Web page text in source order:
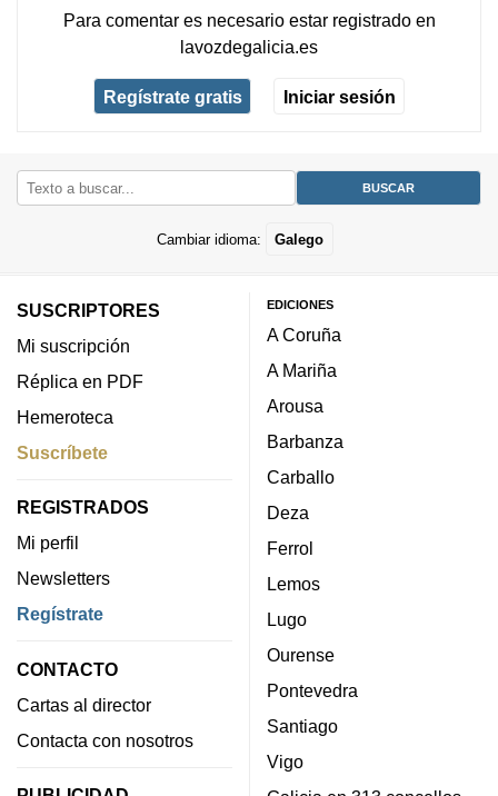
Para comentar es necesario estar registradoen
lavozdegalicia.es
Regístrate gratis Iniciar sesión
Cambiar idioma: Galego
SUSCRIPTORES
Mi suscripción
Réplica en PDF
Hemeroteca
Suscríbete
REGISTRADOS
Mi perfil
Newsletters
Regístrate
CONTACTO
Cartas al director
Contacta con nosotros
EDICIONES
A Coruña
A Mariña
Arousa
Barbanza
Carballo
Deza
Ferrol
Lemos
Lugo
Ourense
Pontevedra
Santiago
Vigo